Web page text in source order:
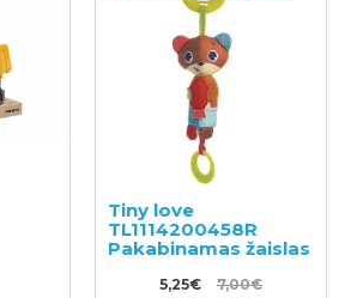
Tiny love
TL1114200458R
Pakabinamas žaislas
5,25€ 7,00€